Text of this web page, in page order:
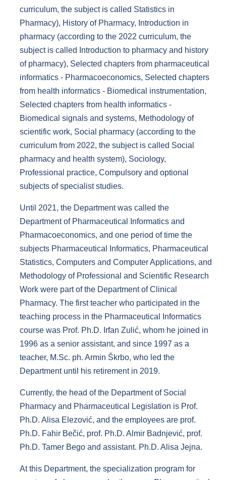
curriculum, the subject is called Statistics in
Pharmacy), History of Pharmacy, Introduction in
pharmacy (according to the 2022 curriculum, the
subject is called Introduction to pharmacy and history
of pharmacy), Selected chapters from pharmaceutical
informatics - Pharmacoeconomics, Selected chapters
from health informatics - Biomedical instrumentation,
Selected chapters from health informatics -
Biomedical signals and systems, Methodology of
scientific work, Social pharmacy (according to the
curriculum from 2022, the subject is called Social
pharmacy and health system), Sociology,
Professional practice, Compulsory and optional
subjects of specialist studies.
Until 2021, the Department was called the
Department of Pharmaceutical Informatics and
Pharmacoeconomics, and one period of time the
subjects Pharmaceutical Informatics, Pharmaceutical
Statistics, Computers and Computer Applications, and
Methodology of Professional and Scientific Research
Work were part of the Department of Clinical
Pharmacy. The first teacher who participated in the
teaching process in the Pharmaceutical Informatics
course was Prof. Ph.D. Irfan Zulić, whom he joined in
1996 as a senior assistant, and since 1997 as a
teacher, M.Sc. ph. Armin Škrbo, who led the
Department until his retirement in 2019.
Currently, the head of the Department of Social
Pharmacy and Pharmaceutical Legislation is Prof.
Ph.D. Alisa Elezović, and the employees are prof.
Ph.D. Fahir Bečić, prof. Ph.D. Almir Badnjević, prof.
Ph.D. Tamer Bego and assistant. Ph.D. Alisa Jejna.
At this Department, the specialization program for